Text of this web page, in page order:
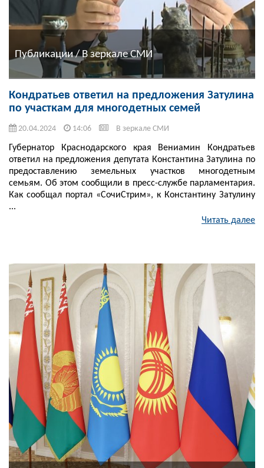
Публикации / В зеркале СМИ
Кондратьев ответил на предложения Затулина
по участкам для многодетных семей
20.04.2024 14:06 В зеркале СМИ
Губернатор Краснодарского края Вениамин Кондратьев
ответил на предложения депутата Константина Затулина по
предоставлению земельных участков многодетным
семьям. Об этом сообщили в пресс-службе парламентария.
Как сообщал портал «СочиСтрим», к Константину Затулину
...
Читать далее